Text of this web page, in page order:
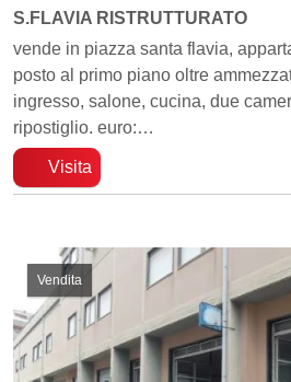
S.FLAVIA RISTRUTTURATO
vende in piazza santa flavia,
posto al primo piano oltre
ingresso, salone, cucina, due
ripostiglio. euro:…
Visita
Vendita